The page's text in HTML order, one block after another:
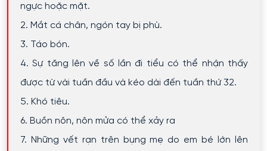
ngực hoặc mặt.
2. Mắt cá chân, ngón tay bị phù.
3. Táo bón.
4. Sự tăng lên về số lần đi tiểu có thể nhận thấy
được từ vài tuần đầu và kéo dài đến tuần thứ 32.
5. Khó tiêu.
6. Buồn nôn, nôn mửa có thể xảy ra
7. Những vết rạn trên bụng mẹ do em bé lớn lên